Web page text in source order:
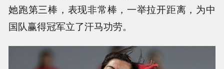
她跑第三棒，表现非常棒，一举拉开距离，为中
国队赢得冠军立了汗马功劳。